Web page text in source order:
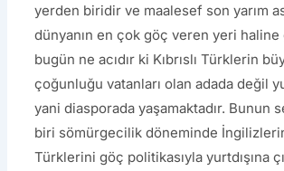
yerden biridir ve maalesef son yarım
dünyanın en çok göç veren yeri
bugün ne acıdır ki Kıbrıslı Türklerin
çoğunluğu vatanları olan adada değil
yani diasporada yaşamaktadır. Bunun
biri sömürgecilik döneminde
Türklerini göç politikasıyla yurtdışına